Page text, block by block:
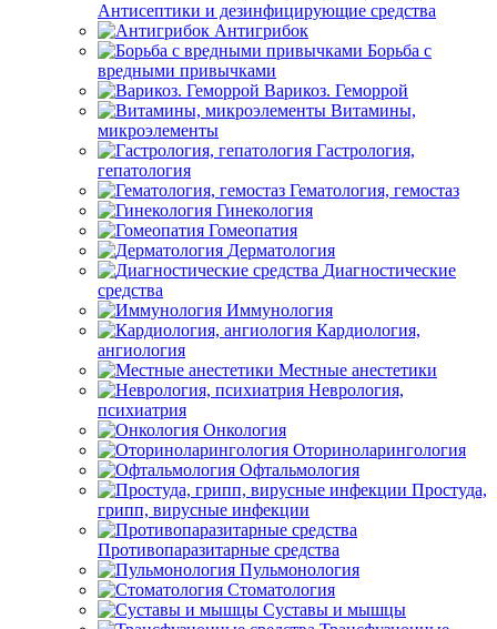
Антисептики и дезинфицирующие средства
Антигрибок
Борьба с
вредными привычками
Варикоз. Геморрой
Витамины,
микроэлементы
Гастрология,
гепатология
Гематология, гемостаз
Гинекология
Гомеопатия
Дерматология
Диагностические
средства
Иммунология
Кардиология,
ангиология
Местные анестетики
Неврология,
психиатрия
Онкология
Оториноларингология
Офтальмология
Простуда,
грипп, вирусные инфекции
Противопаразитарные средства
Пульмонология
Стоматология
Суставы и мышцы